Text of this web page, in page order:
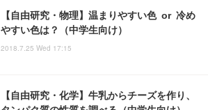
【自由研究・物理】温まりやすい色 or 冷め
やすい色は？（中学生向け）
2018.7.25 Wed 17:15
【自由研究・化学】牛乳からチーズを作り、